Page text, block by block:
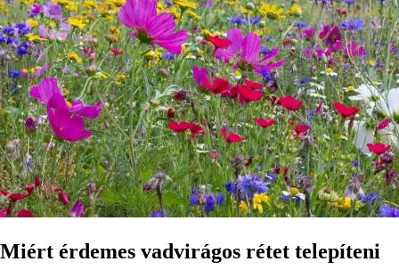
Miért érdemes vadvirágos rétet telepíteni